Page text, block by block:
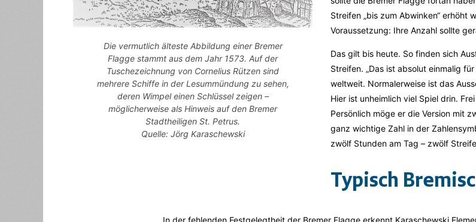
Die vermutlich älteste Abbildung einer Bremer
Flagge stammt aus dem Jahr 1573. Auf der
Tuschezeichnung von Cornelius Rützen sind
mehrere Schiffe in der Lesummündung zu sehen,
deren Wimpel einen Schlüssel zeigen –
möglicherweise als Hinweis auf den Bremer
Stadtheiligen St. Petrus.
Quelle: Jörg Karaschewski
Streifen „bis zum Abwinken“ erhöht
Voraussetzung: Ihre Anzahl sollte
Das gilt bis heute. So finden sich
Streifen. „Das ist absolut einmalig
weltweit. Normalerweise ist das
Hier ist unheimlich viel Spiel drin.
Persönlich möge er die Version mit
ganz wichtige Zahl in der
zwölf Stunden am Tag – zwölf
Typisch